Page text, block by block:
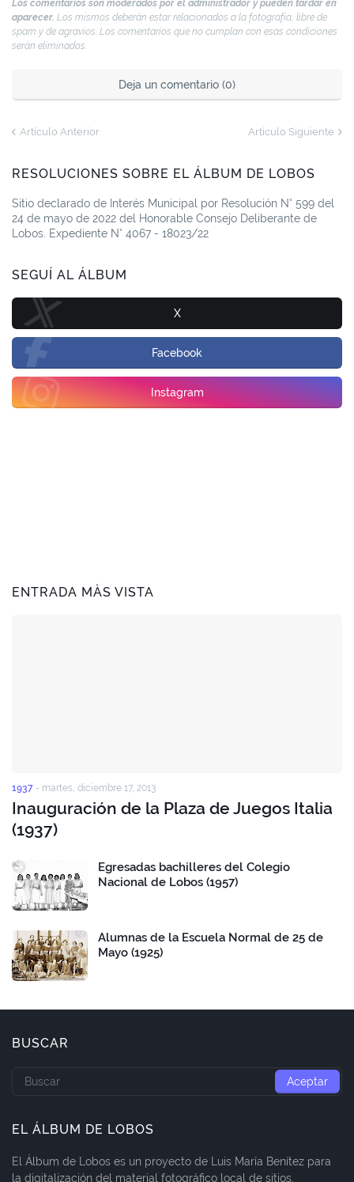
Los comentarios son moderados por el administrador y pueden tardar en
aparecer. Los mismos deberán estar relacionados a la fotografía, libre de
spam y de agravios. Los comentarios que no cumplan con esas condiciones
serán eliminados.
Deja un comentario (0)
Artículo Anterior Artículo Siguiente
RESOLUCIONES SOBRE EL ÁLBUM DE LOBOS
Sitio declarado de Interés Municipal por Resolución N° 599 del
24 de mayo de 2022 del Honorable Consejo Deliberante de
Lobos. Expediente N° 4067 - 18023/22
SEGUÍ AL ÁLBUM
X
Facebook
Instagram
ENTRADA MÀS VISTA
1937 - martes, diciembre 17, 2013
Inauguración de la Plaza de Juegos Italia
(1937)
Egresadas bachilleres del Colegio
Nacional de Lobos (1957)
Alumnas de la Escuela Normal de 25 de
Mayo (1925)
BUSCAR
EL ÁLBUM DE LOBOS
El Álbum de Lobos es un proyecto de Luis María Benítez para
la digitalización del material fotográfico local de sitios,